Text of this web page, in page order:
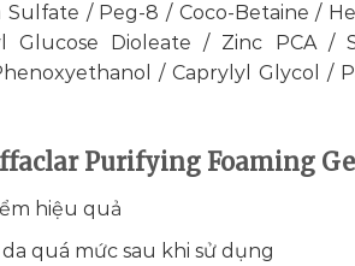
/ Peg-8 / Coco-Betaine /
Glucose Dioleate / Zinc PCA /
/ Caprylyl Glycol /
Purifying Foaming
hiệu quả
quá mức sau khi sử dụng